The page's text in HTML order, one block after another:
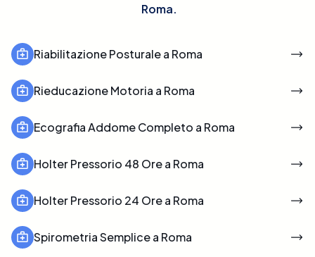
Roma.
Riabilitazione Posturale a Roma
Rieducazione Motoria a Roma
Ecografia Addome Completo a Roma
Holter Pressorio 48 Ore a Roma
Holter Pressorio 24 Ore a Roma
Spirometria Semplice a Roma